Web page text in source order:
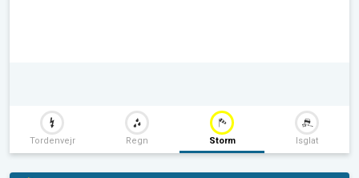
Tordenvejr Regn Storm Isglat